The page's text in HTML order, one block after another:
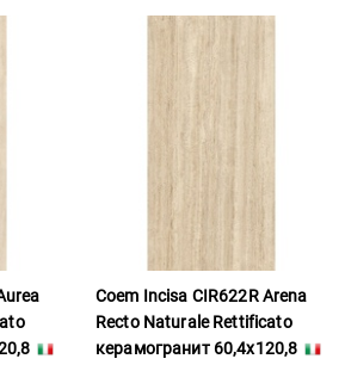
Coem Incisa CIR622R Arena
Recto Naturale Rettificato
керамогранит 60,4x120,8